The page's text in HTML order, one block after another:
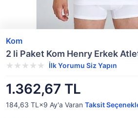
Kom
2 li Paket Kom Henry Erkek
İlk Yorumu Siz Yapın
1.362,67 TL
184,63 TL×9 Ay'a Varan Taksit